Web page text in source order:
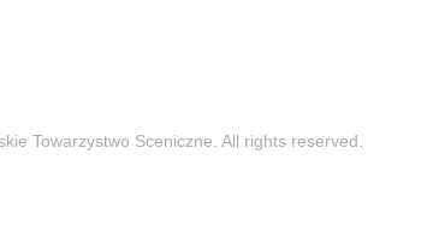
Towarzystwo Sceniczne. All rights reserved.